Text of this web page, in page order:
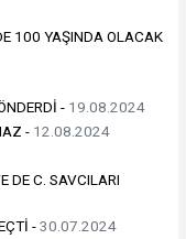
100 YAŞINDA OLACAK
- 19.08.2024
- 12.08.2024
DE C. SAVCILARI
-30.07.2024